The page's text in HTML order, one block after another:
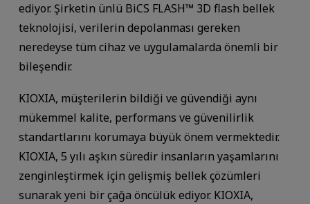
ediyor. Şirketin ünlü BiCS FLASH™ 3D flash bellek
teknolojisi, verilerin depolanması gereken
neredeyse tüm cihaz ve uygulamalarda önemli bir
bileşendir.
KIOXIA, müşterilerin bildiği ve güvendiği aynı
mükemmel kalite, performans ve güvenilirlik
standartlarını korumaya büyük önem vermektedir.
KIOXIA, 5 yılı aşkın süredir insanların yaşamlarını
zenginleştirmek için gelişmiş bellek çözümleri
sunarak yeni bir çağa öncülük ediyor. KIOXIA,